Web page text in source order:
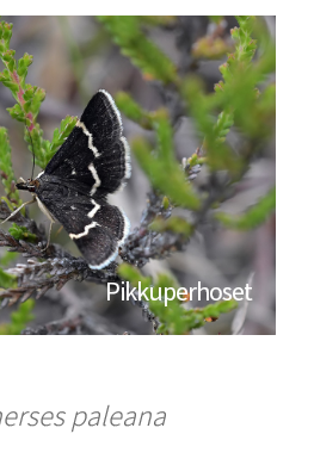
Pikkuperhoset
paleana